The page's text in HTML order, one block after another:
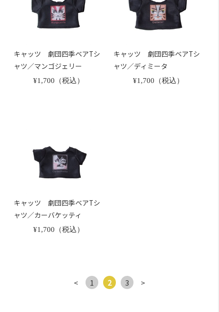
キャッツ 劇団四季ベアTシ
ャツ／マンゴジェリー
¥1,700（税込）
キャッツ 劇団四季ベアTシ
ャツ／ディミータ
¥1,700（税込）
キャッツ 劇団四季ベアTシ
ャツ／カーバケッティ
¥1,700（税込）
< 1 2 3 >